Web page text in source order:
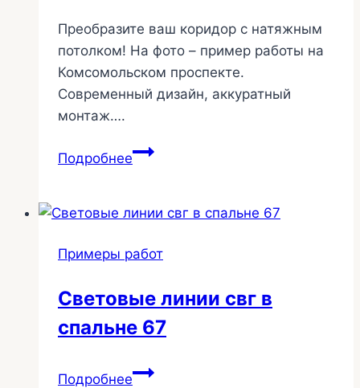
Преобразите ваш коридор с натяжным
потолком! На фото – пример работы на
Комсомольском проспекте.
Современный дизайн, аккуратный
монтаж….
ПодробнееНатяжной
коридоре
—
пр-
т
Примеры работ
Световые линии свг в
спальне 67
ПодробнееСветовые